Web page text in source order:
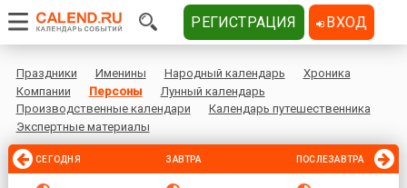
Праздники Именины Народный календарь
Хроника
Компании
Персоны
Лунный календарь
Производственные календари
Календарь путешественника
Экспертные материалы
СЕГОДНЯ ЗАВТРА ПОСЛЕЗАВТРА
РЕГИСТРАЦИЯ ВХОД